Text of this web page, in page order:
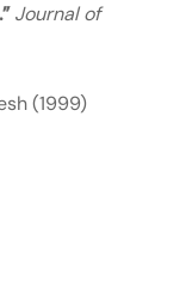
Journal of
(1999)